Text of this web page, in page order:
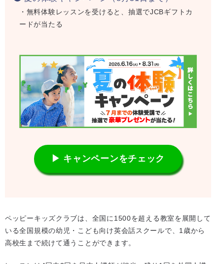
・無料体験レッスンを受けると、抽選でJCBギフトカ
ードが当たる
▶ キャンペーンをチェック
ペッピーキッズクラブは、全国に1500を超える教室を展開して
いる全国規模の幼児・こども向け英会話スクールで、1歳から
高校生まで続けて通うことができます。